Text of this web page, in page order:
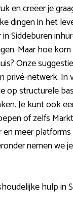
en creëer je
dingen in het
Siddeburen
Maar hoe
Onze
privé-netwerk. In
op structurele
Je kunt ook
of zelfs
meer
nemen we
hulp in